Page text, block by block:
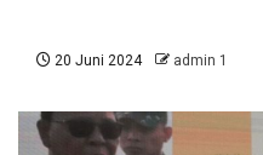
20 Juni 2024 admin 1